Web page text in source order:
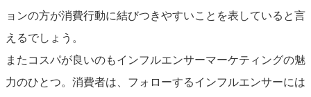
ョンの方が消費行動に結びつきやすいことを表していると言
えるでしょう。
またコスパが良いのもインフルエンサーマーケティングの魅
力のひとつ。消費者は、フォローするインフルエンサーには